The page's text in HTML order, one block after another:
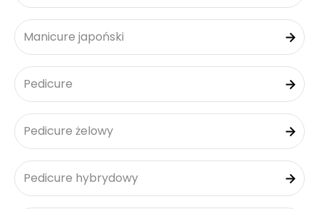
Manicure japoński
Pedicure
Pedicure żelowy
Pedicure hybrydowy